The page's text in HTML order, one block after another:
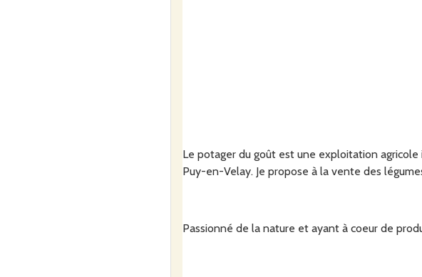
Le potager du goût est une exploitation
Puy-en-Velay. Je propose à la vente des
Passionné de la nature et ayant à coeur de